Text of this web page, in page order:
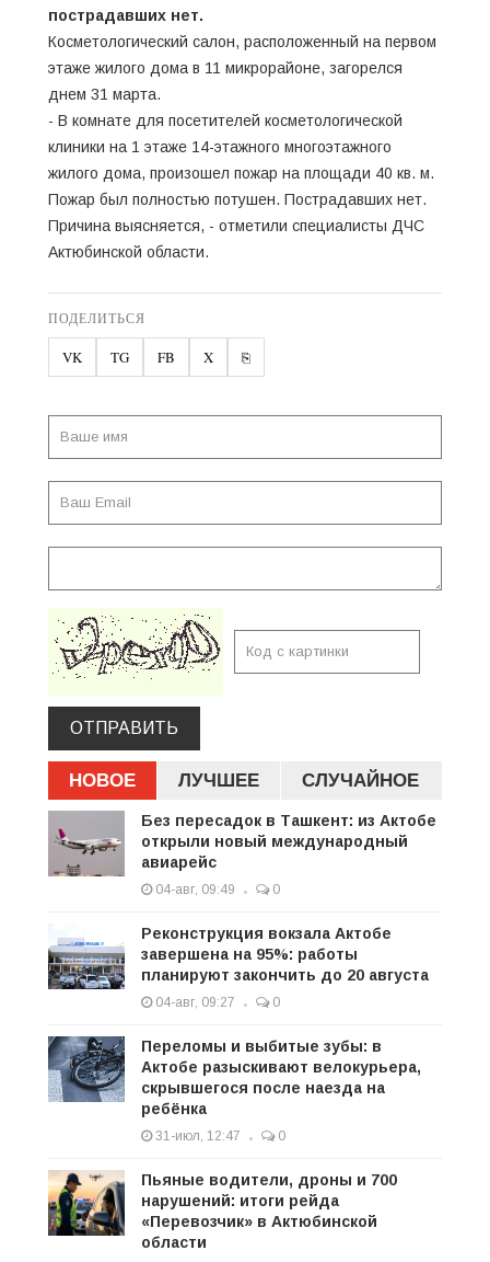
пострадавших нет.
Косметологический салон, расположенный на первом
этаже жилого дома в 11 микрорайоне, загорелся
днем 31 марта.
- В комнате для посетителей косметологической
клиники на 1 этаже 14-этажного многоэтажного
жилого дома, произошел пожар на площади 40 кв. м.
Пожар был полностью потушен. Пострадавших нет.
Причина выясняется, - отметили специалисты ДЧС
Актюбинской области.
ПОДЕЛИТЬСЯ
VK TG FB X ⎘
ОТПРАВИТЬ
НОВОЕ ЛУЧШЕЕ СЛУЧАЙНОЕ
Без пересадок в Ташкент: из Актобе
открыли новый международный
авиарейс
04-авг, 09:49 0
Реконструкция вокзала Актобе
завершена на 95%: работы
планируют закончить до 20 августа
04-авг, 09:27 0
Переломы и выбитые зубы: в
Актобе разыскивают велокурьера,
скрывшегося после наезда на
ребёнка
31-июл, 12:47 0
Пьяные водители, дроны и 700
нарушений: итоги рейда
«Перевозчик» в Актюбинской
области